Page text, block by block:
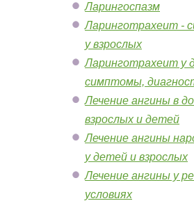
Ларингоспазм
Ларинготрахеит -
у взрослых
Ларинготрахеит у
симптомы,
Лечение ангины в
взрослых и детей
Лечение ангины
у детей и взрослых
Лечение ангины у
условиях